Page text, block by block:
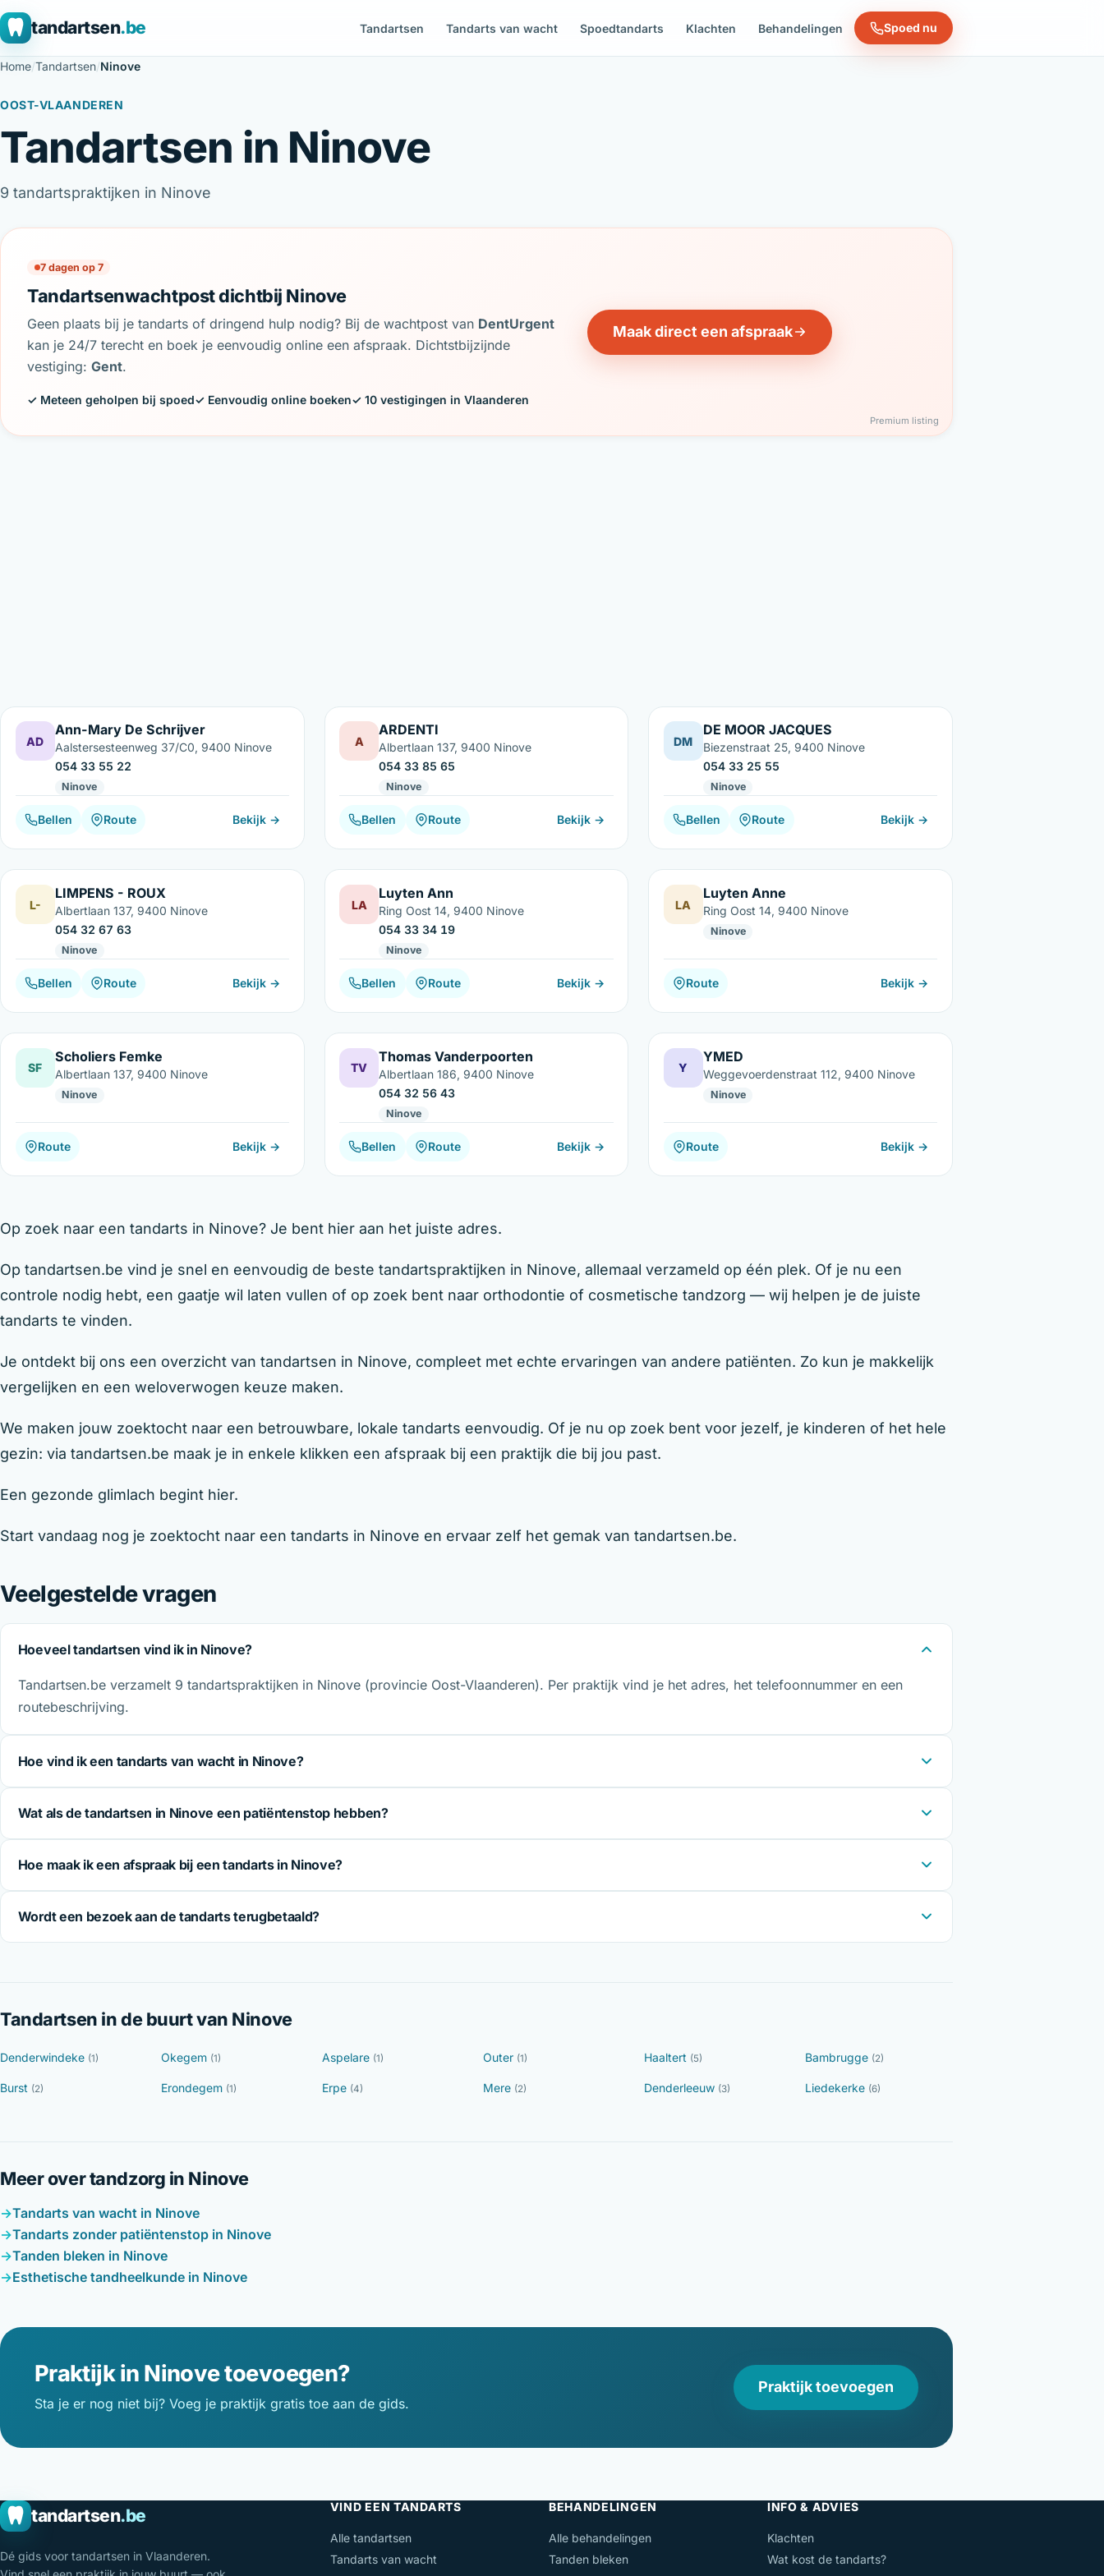
tandartsen.be Tandartsen Tandarts van wacht Spoedtandarts Klachten Behandelingen Spoed nu
Home/Tandartsen/Ninove
OOST-VLAANDEREN
Tandartsen in Ninove
9 tandartspraktijken in Ninove
7 dagen op 7
Tandartsenwachtpost dichtbij Ninove
Geen plaats bij je tandarts of dringend hulp nodig? Bij de wachtpost van DentUrgent
kan je 24/7 terecht en boek je eenvoudig online een afspraak. Dichtstbijzijnde
vestiging: Gent.
✓ Meteen geholpen bij spoed✓ Eenvoudig online boeken✓ 10 vestigingen in Vlaanderen
Maak direct een afspraak
Premium listing
AD
Ann-Mary De Schrijver
Aalstersesteenweg 37/C0, 9400 Ninove
054 33 55 22
Ninove
Bellen Route Bekijk →
A
ARDENTI
Albertlaan 137, 9400 Ninove
054 33 85 65
Ninove
Bellen Route Bekijk →
DM
DE MOOR JACQUES
Biezenstraat 25, 9400 Ninove
054 33 25 55
Ninove
Bellen Route Bekijk →
L-
LIMPENS - ROUX
Albertlaan 137, 9400 Ninove
054 32 67 63
Ninove
Bellen Route Bekijk →
LA
Luyten Ann
Ring Oost 14, 9400 Ninove
054 33 34 19
Ninove
Bellen Route Bekijk →
LA
Luyten Anne
Ring Oost 14, 9400 Ninove
Ninove
Route Bekijk →
SF
Scholiers Femke
Albertlaan 137, 9400 Ninove
Ninove
Route Bekijk →
TV
Thomas Vanderpoorten
Albertlaan 186, 9400 Ninove
054 32 56 43
Ninove
Bellen Route Bekijk →
Y
YMED
Weggevoerdenstraat 112, 9400 Ninove
Ninove
Route Bekijk →
Op zoek naar een tandarts in Ninove? Je bent hier aan het juiste adres.
Op tandartsen.be vind je snel en eenvoudig de beste tandartspraktijken in Ninove, allemaal verzameld op één plek. Of je nu een
controle nodig hebt, een gaatje wil laten vullen of op zoek bent naar orthodontie of cosmetische tandzorg — wij helpen je de juiste
tandarts te vinden.
Je ontdekt bij ons een overzicht van tandartsen in Ninove, compleet met echte ervaringen van andere patiënten. Zo kun je makkelijk
vergelijken en een weloverwogen keuze maken.
We maken jouw zoektocht naar een betrouwbare, lokale tandarts eenvoudig. Of je nu op zoek bent voor jezelf, je kinderen of het hele
gezin: via tandartsen.be maak je in enkele klikken een afspraak bij een praktijk die bij jou past.
Een gezonde glimlach begint hier.
Start vandaag nog je zoektocht naar een tandarts in Ninove en ervaar zelf het gemak van tandartsen.be.
Veelgestelde vragen
Hoeveel tandartsen vind ik in Ninove?
Tandartsen.be verzamelt 9 tandartspraktijken in Ninove (provincie Oost-Vlaanderen). Per praktijk vind je het adres, het telefoonnummer en een
routebeschrijving.
Hoe vind ik een tandarts van wacht in Ninove?
Wat als de tandartsen in Ninove een patiëntenstop hebben?
Hoe maak ik een afspraak bij een tandarts in Ninove?
Wordt een bezoek aan de tandarts terugbetaald?
Tandartsen in de buurt van Ninove
Denderwindeke (1) Okegem (1) Aspelare (1) Outer (1) Haaltert (5) Bambrugge (2)
Burst (2) Erondegem (1) Erpe (4) Mere (2) Denderleeuw (3) Liedekerke (6)
Meer over tandzorg in Ninove
Tandarts van wacht in Ninove
Tandarts zonder patiëntenstop in Ninove
Tanden bleken in Ninove
Esthetische tandheelkunde in Ninove
Praktijk in Ninove toevoegen?
Sta je er nog niet bij? Voeg je praktijk gratis toe aan de gids.
Praktijk toevoegen
tandartsen.be
Dé gids voor tandartsen in Vlaanderen.
VIND EEN TANDARTS
Alle tandartsen
Tandarts van wacht
BEHANDELINGEN
Alle behandelingen
Tanden bleken
INFO & ADVIES
Klachten
Wat kost de tandarts?